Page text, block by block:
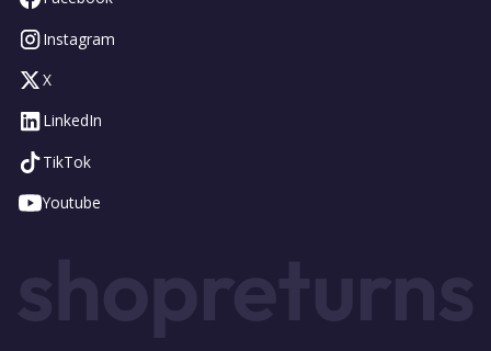
Instagram
X
LinkedIn
TikTok
Youtube